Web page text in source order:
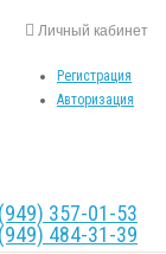
Личный кабинет
Регистрация
Авторизация
357-01-53
484-31-39